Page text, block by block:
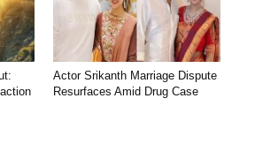
Actor Srikanth Marriage Dispute
Resurfaces Amid Drug Case